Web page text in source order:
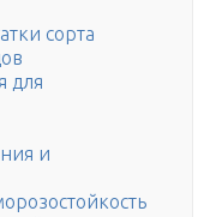
сорта
для
и